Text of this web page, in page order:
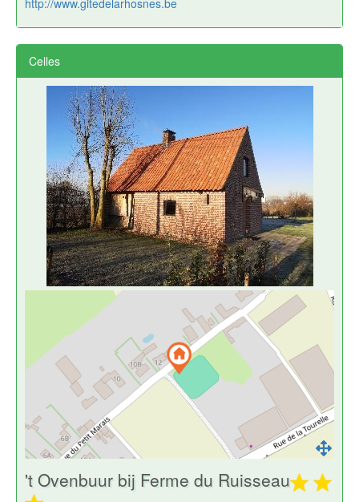
http://www.gitedelarhosnes.be
Celles
't Ovenbuur bij Ferme du Ruisseau